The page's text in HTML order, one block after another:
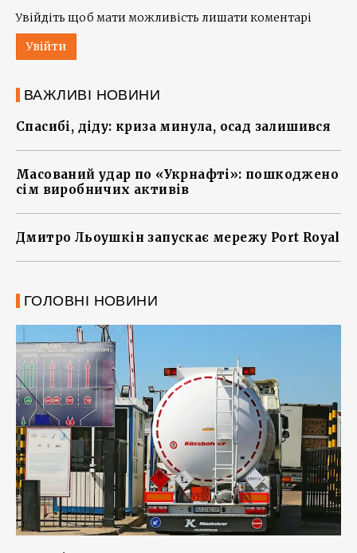
Увійдіть щоб мати можливість лишати коментарі
Увійти
ВАЖЛИВІ НОВИНИ
Спасибі, діду: криза минула, осад залишився
Масований удар по «Укрнафті»: пошкоджено
сім виробничих активів
Дмитро Льоушкін запускає мережу Port Royal
ГОЛОВНІ НОВИНИ